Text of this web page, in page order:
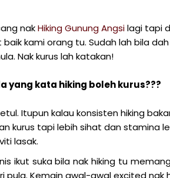
nakHiking Gunung Angsilagi tapi
kami orang tu. Sudah lah bila
Nak kurus lah katakan!
yang kata hiking boleh kurus???
Itupun kalau konsisten hiking
kurus tapi lebih sihat dan
lasak.
ikut suka bila nak hiking tu
pula. Kemain awal-awal excited nak